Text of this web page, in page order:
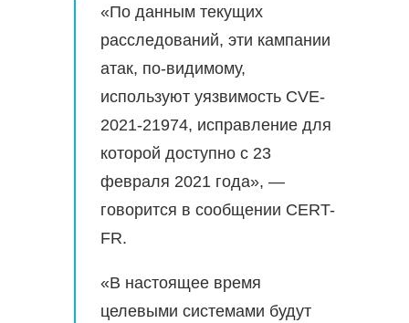
«По данным текущих
расследований, эти кампании
атак, по-видимому,
используют уязвимость CVE-
2021-21974, исправление для
которой доступно с 23
февраля 2021 года», —
говорится в сообщении CERT-
FR.
«В настоящее время
целевыми системами будут